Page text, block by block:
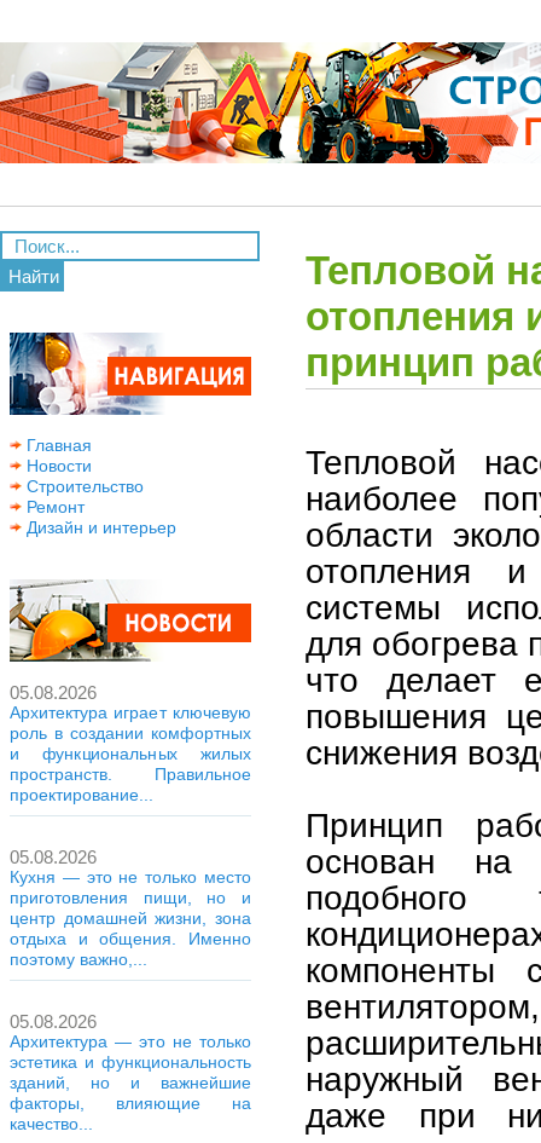
Найти
Главная
Новости
Строительство
Ремонт
Дизайн и интерьер
05.08.2026
Архитектура играет ключевую
роль в создании комфортных
и функциональных жилых
пространств. Правильное
проектирование...
05.08.2026
Кухня — это не только место
приготовления пищи, но и
центр домашней жизни, зона
отдыха и общения. Именно
поэтому важно,...
05.08.2026
Архитектура — это не только
эстетика и функциональность
зданий, но и важнейшие
факторы, влияющие на
качество...
Тепловой
отопления
принцип
Тепловой
наиболее
области
отопления
системы
для обогрева
что делает
повышения
снижения
Принцип
основан на
компоненты
наружный
даже при